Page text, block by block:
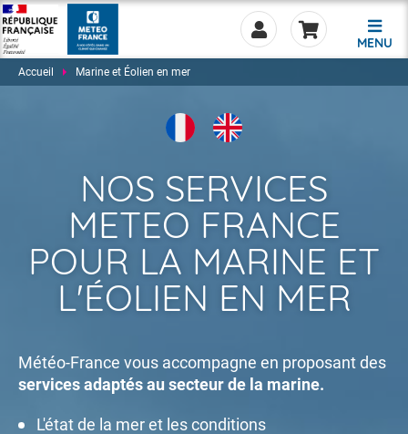
0.00
MENU
Accueil Marine et Éolien en mer
NOS SERVICES
METEO FRANCE
POUR LA MARINE ET
L'ÉOLIEN EN MER
Météo-France vous accompagne en proposant des
services adaptés au secteur de la marine.
L'état de la mer et les conditions